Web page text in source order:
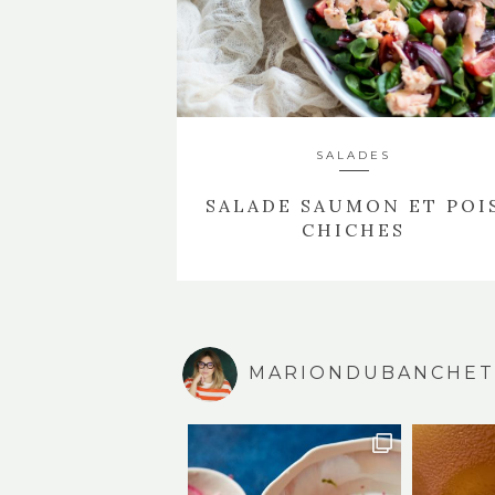
SALADES
SALADE SAUMON ET
CHICHES
MARIONDUBANCHET